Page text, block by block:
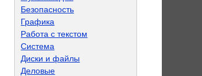
Безопасность
Графика
Работа с текстом
Система
Диски и файлы
Деловые